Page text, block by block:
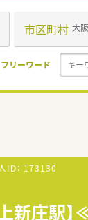
市区町村 大
フリーワード
ID： 173130
新庄駅